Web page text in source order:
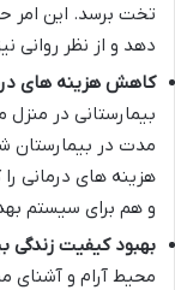
تخت برسد. این امر
دهد و از نظر روانی
کاهش هزینه های
بیمارستانی در
مدت در بیمارستان
هزینه های درمانی
و هم برای سیستم
بهبود کیفیت زندگی
محیط آرام و آشنای